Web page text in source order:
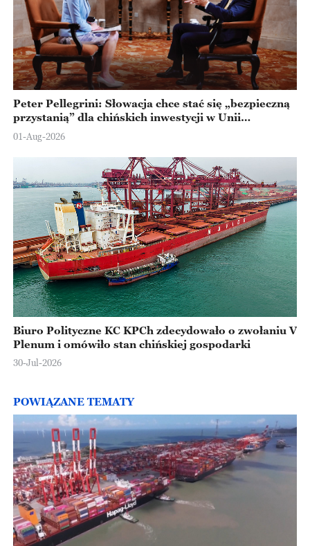
Peter Pellegrini: Słowacja chce stać się „bezpieczną
przystanią” dla chińskich inwestycji w Unii
Europejskiej
01-Aug-2026
Biuro Polityczne KC KPCh zdecydowało o zwołaniu V
Plenum i omówiło stan chińskiej gospodarki
30-Jul-2026
POWIĄZANE TEMATY